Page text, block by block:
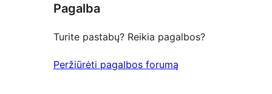
reviews
Pagalba
Turite pastabų? Reikia pagalbos?
Peržiūrėti pagalbos forumą